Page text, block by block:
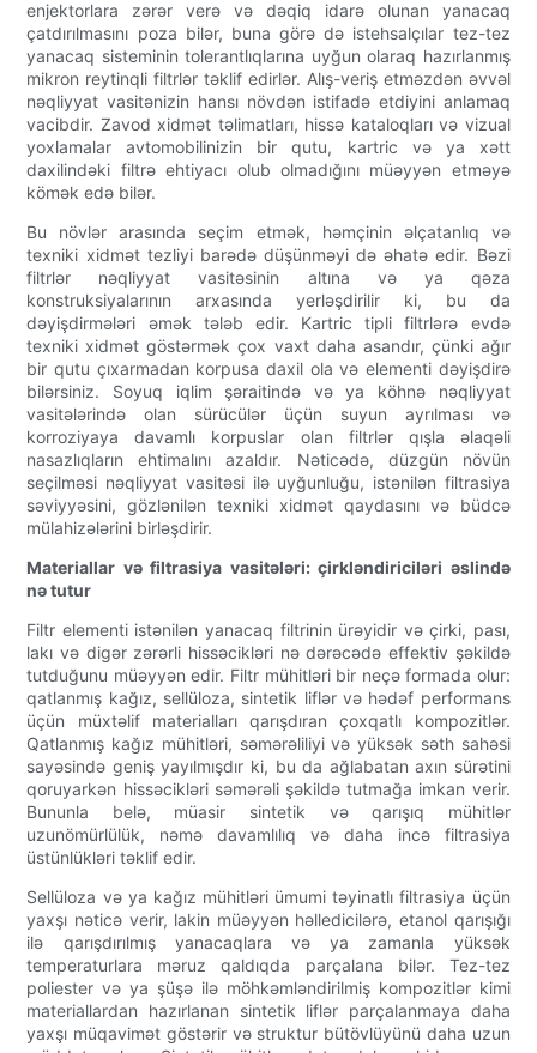
enjektorlara zərər verə və dəqiq idarə olunan yanacaq
çatdırılmasını poza bilər, buna görə də istehsalçılar tez-tez
yanacaq sisteminin tolerantlıqlarına uyğun olaraq hazırlanmış
mikron reytinqli filtrlər təklif edirlər. Alış-veriş etməzdən əvvəl
nəqliyyat vasitənizin hansı növdən istifadə etdiyini anlamaq
vacibdir. Zavod xidmət təlimatları, hissə kataloqları və vizual
yoxlamalar avtomobilinizin bir qutu, kartric və ya xətt
daxilindəki filtrə ehtiyacı olub olmadığını müəyyən etməyə
kömək edə bilər.
Bu növlər arasında seçim etmək, həmçinin əlçatanlıq və
texniki xidmət tezliyi barədə düşünməyi də əhatə edir. Bəzi
filtrlər nəqliyyat vasitəsinin altına və ya qəza
konstruksiyalarının arxasında yerləşdirilir ki, bu da
dəyişdirmələri əmək tələb edir. Kartric tipli filtrlərə evdə
texniki xidmət göstərmək çox vaxt daha asandır, çünki ağır
bir qutu çıxarmadan korpusa daxil ola və elementi dəyişdirə
bilərsiniz. Soyuq iqlim şəraitində və ya köhnə nəqliyyat
vasitələrində olan sürücülər üçün suyun ayrılması və
korroziyaya davamlı korpuslar olan filtrlər qışla əlaqəli
nasazlıqların ehtimalını azaldır. Nəticədə, düzgün növün
seçilməsi nəqliyyat vasitəsi ilə uyğunluğu, istənilən filtrasiya
səviyyəsini, gözlənilən texniki xidmət qaydasını və büdcə
mülahizələrini birləşdirir.
Materiallar və filtrasiya vasitələri: çirkləndiriciləri əslində
nə tutur
Filtr elementi istənilən yanacaq filtrinin ürəyidir və çirki, pası,
lakı və digər zərərli hissəcikləri nə dərəcədə effektiv şəkildə
tutduğunu müəyyən edir. Filtr mühitləri bir neçə formada olur:
qatlanmış kağız, sellüloza, sintetik liflər və hədəf performans
üçün müxtəlif materialları qarışdıran çoxqatlı kompozitlər.
Qatlanmış kağız mühitləri, səmərəliliyi və yüksək səth sahəsi
sayəsində geniş yayılmışdır ki, bu da ağlabatan axın sürətini
qoruyarkən hissəcikləri səmərəli şəkildə tutmağa imkan verir.
Bununla belə, müasir sintetik və qarışıq mühitlər
uzunömürlülük, nəmə davamlılıq və daha incə filtrasiya
üstünlükləri təklif edir.
Sellüloza və ya kağız mühitləri ümumi təyinatlı filtrasiya üçün
yaxşı nəticə verir, lakin müəyyən həlledicilərə, etanol qarışığı
ilə qarışdırılmış yanacaqlara və ya zamanla yüksək
temperaturlara məruz qaldıqda parçalana bilər. Tez-tez
poliester və ya şüşə ilə möhkəmləndirilmiş kompozitlər kimi
materiallardan hazırlanan sintetik liflər parçalanmaya daha
yaxşı müqavimət göstərir və struktur bütövlüyünü daha uzun